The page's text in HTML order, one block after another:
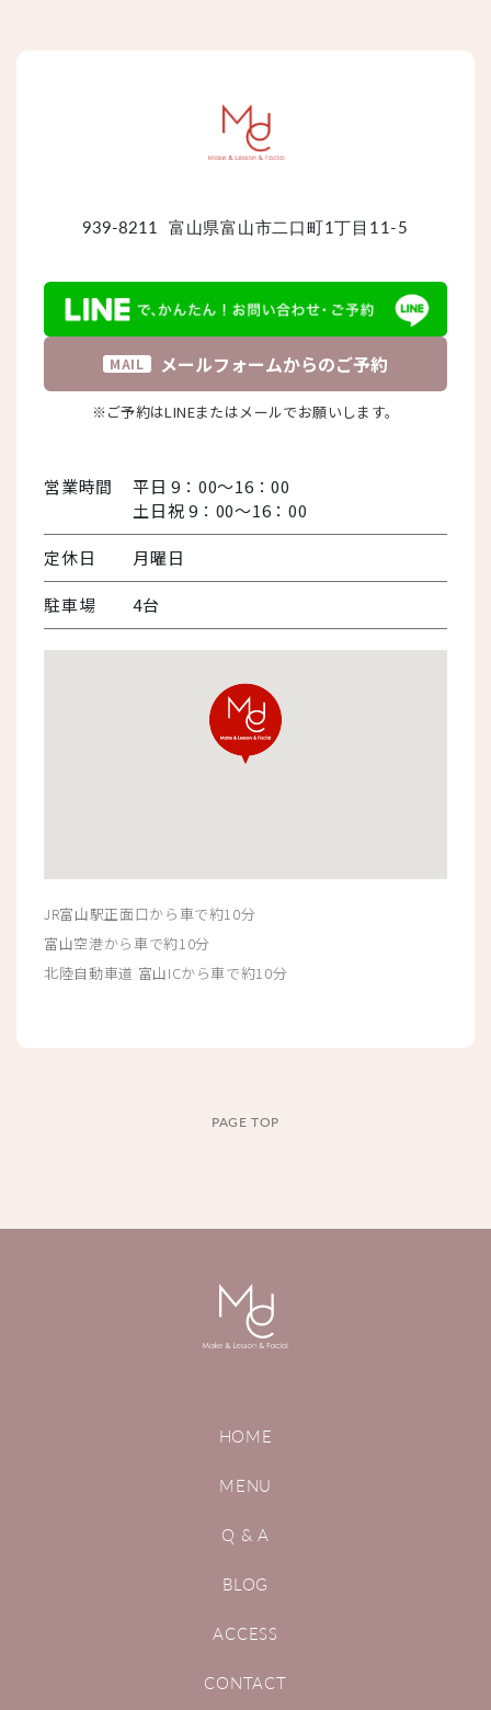
939-8211 富山県富山市二口町1丁目11-5
MAIL メールフォームからのご予約
※ご予約はLINEまたはメールでお願いします。
営業時間
平日 9：00～16：00
土日祝 9：00～16：00
定休日 月曜日
駐車場 4台
JR富山駅正面口から車で約10分
富山空港から車で約10分
北陸自動車道 富山ICから車で約10分
PAGE TOP
HOME
MENU
Q & A
BLOG
ACCESS
CONTACT